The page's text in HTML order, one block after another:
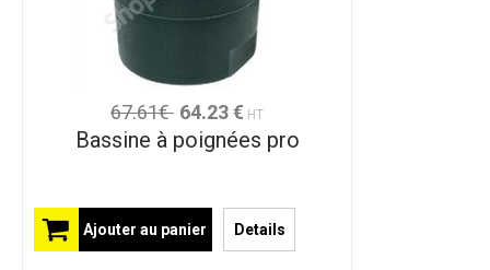
67.61€ 64.23 € HT
Bassine à poignées pro
Ajouter au panier Details